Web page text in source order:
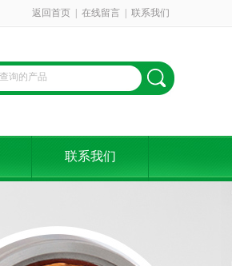
返回首页 在线留言 联系我们
联系我们